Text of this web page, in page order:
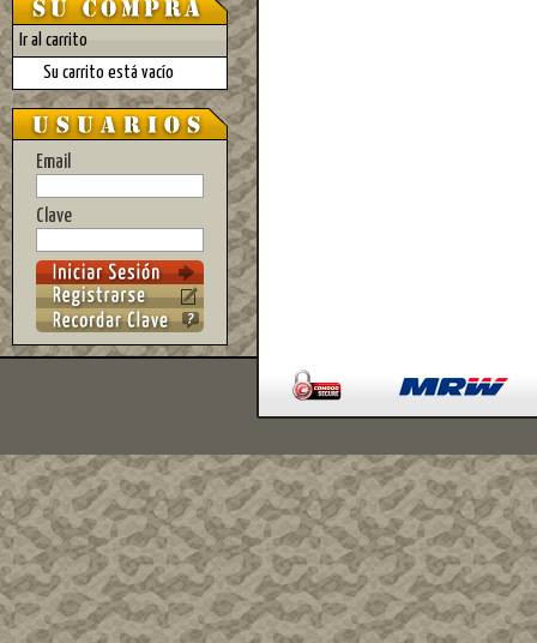
Ir al carrito
Su carrito está vacío
Email
Clave